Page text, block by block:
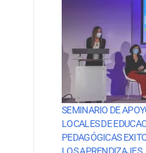
SEMINARIO DE
LOCALES DE
PEDAGÓGICAS